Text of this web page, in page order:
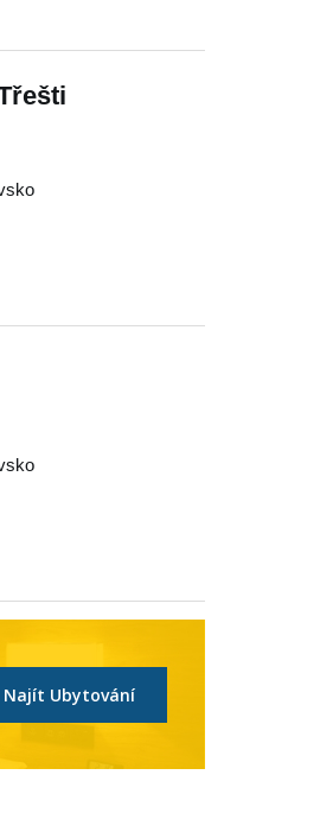
Najít Ubytování